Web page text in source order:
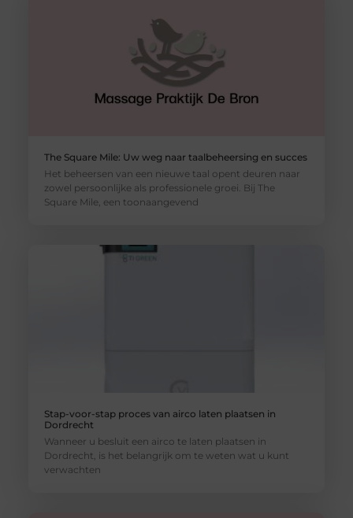
The Square Mile: Uw weg naar taalbeheersing en succes
Het beheersen van een nieuwe taal opent deuren naar
zowel persoonlijke als professionele groei. Bij The
Square Mile, een toonaangevend
Stap-voor-stap proces van airco laten plaatsen in
Dordrecht
Wanneer u besluit een airco te laten plaatsen in
Dordrecht, is het belangrijk om te weten wat u kunt
verwachten